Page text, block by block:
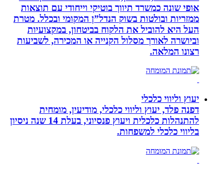
אופי שונה כמשרד תיווך בוטיקי וייחודי עם תוצאות
ממזריות ובולטות בשוק הנדל”ן המקומי ובכלל. מטרת
העל היא להוביל את הלקוח בביטחון, במקצועיות
וביושרה לאורך מסלול הקנייה או המכירה, לשביעות
רצונו המלאה.
יעוץ וליווי כלכלי
דפנה פלד, יעוץ וליווי כלכלי, מודיעין, מומחית
להתנהלות כלכלית ויעוץ פנסיוני, בעלת 14 שנה ניסיון
בליווי כלכלי למשפחות.